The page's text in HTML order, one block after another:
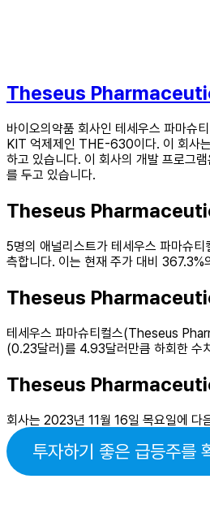
Theseus
바이오의약품 회사인 테세우스 파마슈
KIT 억제제인 ​​THE-630이다. 이 회사
하고 있습니다. 이 회사의 개발 프로그
를 두고 있습니다.
Theseus
5명의 애널리스트가 테세우스 파마슈
측합니다. 이는 현재 주가 대비 367.3%
Theseus
테세우스 파마슈티컬스(Theseus
(0.23달러)를 4.93달러만큼 하회한 수
Theseus
회사는 2023년 11월 16일 목요일에 다
투자하기 좋은 급등주를